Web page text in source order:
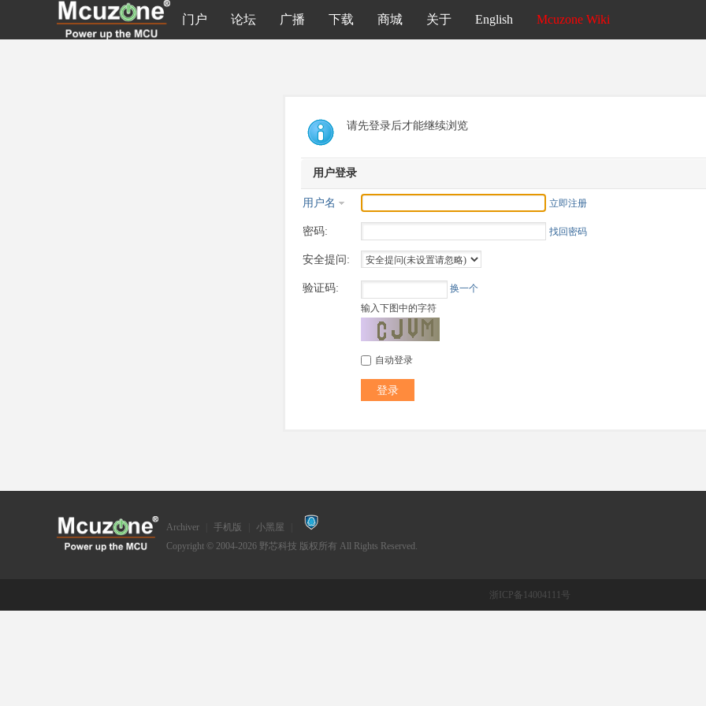
门户 论坛 广播 下载 商城 关于 English Mcuzone Wiki
请先登录后才能继续浏览
用户登录
用户名 立即注册
密码: 找回密码
安全提问:
验证码:
换一个
输入下图中的字符
自动登录
登录
Archiver 手机版 小黑屋
Copyright © 2004-2026 野芯科技 版权所有 All Rights Reserved.
浙ICP备14004111号